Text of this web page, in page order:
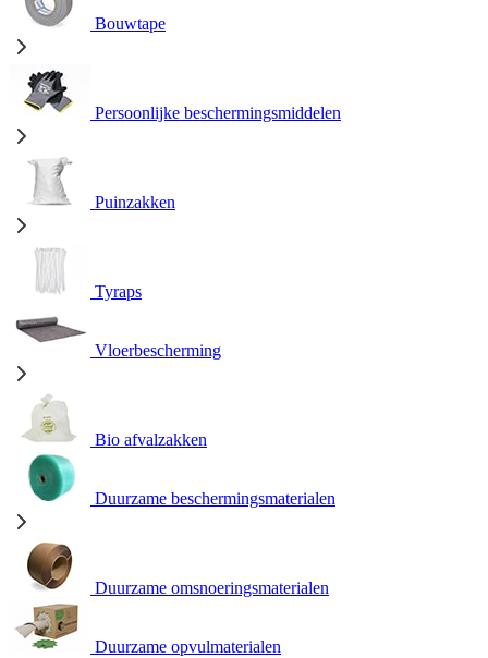
Bouwtape
Persoonlijke beschermingsmiddelen
Puinzakken
Tyraps
Vloerbescherming
Bio afvalzakken
Duurzame beschermingsmaterialen
Duurzame omsnoeringsmaterialen
Duurzame opvulmaterialen